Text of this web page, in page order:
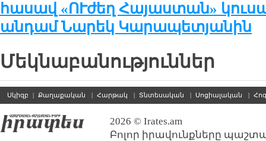
հասավ «ՈՒժեղ Հայաստան»
անդամ Նարեկ Կարապետյանին
Մեկնաբանություններ
Սկիզբ | Քաղաքական | Հարթակ | Տնտեսական | Սոցիալական |
2026 © Irates.am
Բոլոր իրավունքները